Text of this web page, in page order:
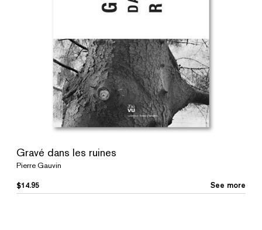
Gravé dans les ruines
Pierre Gauvin
$14.95 See more